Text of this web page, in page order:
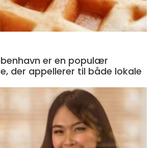
er en populær
der appellerer til både lokale